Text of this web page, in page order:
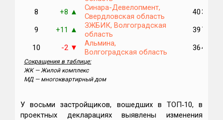
8
+8 ▲
Синара-Девелопмент,
Свердловская область
40 378
9
+11 ▲
ЗЖБИК, Волгоградская
область
39 741
10
-2 ▼
Альмина,
Волгоградская область
36 406
Сокращения в таблице:
ЖК — Жилой комплекс
МД — многоквартирный дом
У восьми застройщиков, вошедших в ТОП‑10, в
проектных декларациях выявлены изменения